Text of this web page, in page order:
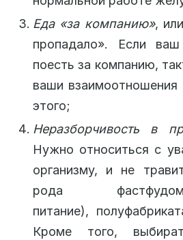
Еда «за компанию»,
пропадало». Если ваш
поесть за компанию,
ваши
этого;
Неразборчивость в
Нужно относиться с
организму, и не
рода
питание),
Кроме того,